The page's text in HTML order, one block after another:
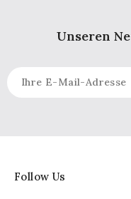
Unseren
Follow Us